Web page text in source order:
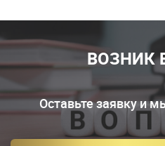
ВОЗНИК
Оставьте заявку и